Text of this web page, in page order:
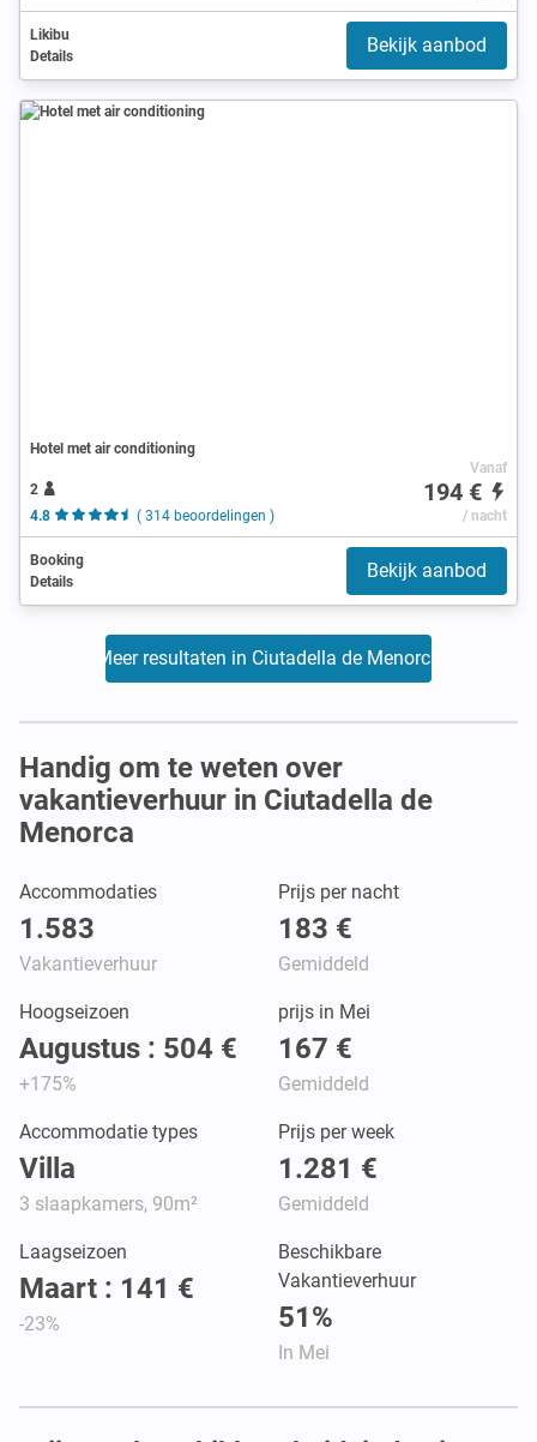
Likibu
Details
Bekijk aanbod
Hotel met air conditioning
2
4.8
( 314 beoordelingen )
Vanaf
194 €
/ nacht
Booking
Details
Bekijk aanbod
Meer resultaten in Ciutadella de Menorca
Handig om te weten over
vakantieverhuur in Ciutadella de
Menorca
Accommodaties
1.583
Vakantieverhuur
Prijs per nacht
183 €
Gemiddeld
Hoogseizoen
Augustus : 504 €
+175%
prijs in Mei
167 €
Gemiddeld
Accommodatie types
Villa
3 slaapkamers, 90m²
Prijs per week
1.281 €
Gemiddeld
Laagseizoen
Maart : 141 €
-23%
Beschikbare
Vakantieverhuur
51%
In Mei